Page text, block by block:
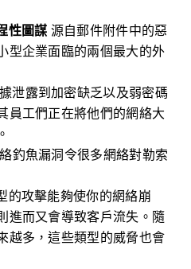
性圖謀 源自郵件附件中的惡
型企業面臨的兩個最大的外
泄露到加密缺乏以及弱密碼
員工們正在將他們的網絡大
釣魚漏洞令很多網絡對勒索
的攻擊能夠使你的網絡崩
進而又會導致客戶流失。隨
越多，這些類型的威脅也會